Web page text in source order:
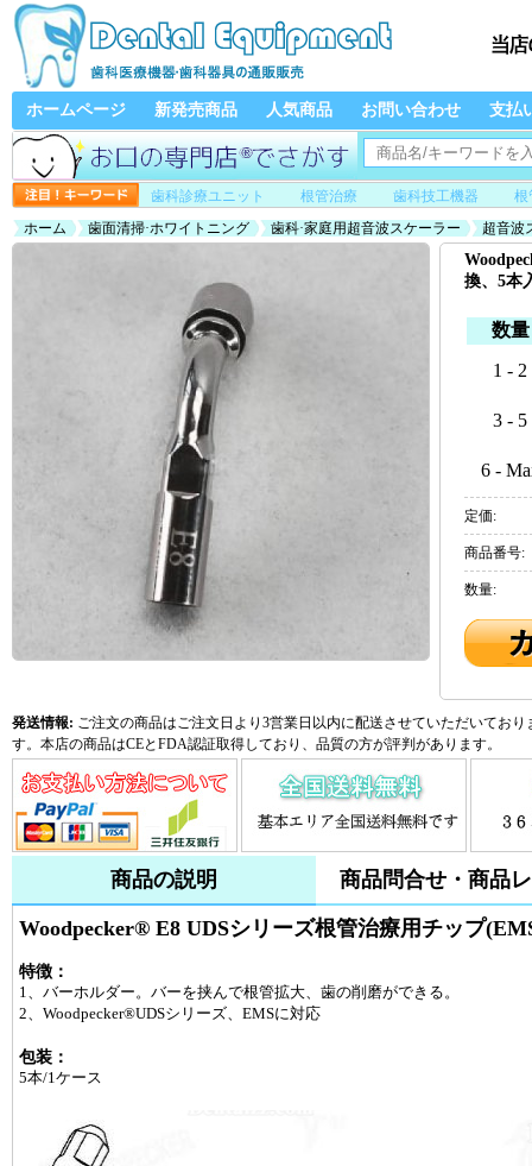
ホームページ 新発売商品 人気商品 お問い合わせ 支払
歯科診療ユニット 根管治療 歯科技工機器
根
ホーム
歯面清掃·ホワイトニング 歯科·家庭用超音波スケーラー
超音波
換、5本
数量
1 - 2
3 - 5
6 -
定価:
商品番号:
数量:
発送情報: ご注文の商品はご注文日より3営業日以内に配送させていただいてお
す。本店の商品はCEとFDA認証取得しており、品質の方が評判があります。
商品の説明 商品問合せ・商品
Woodpecker® E8 UDSシリーズ根管治療用チップ
特徴：
1、バーホルダー。バーを挟んで根管拡大、歯の削磨ができる。
2、Woodpecker®UDSシリーズ、EMSに対応
包装：
5本/1ケース